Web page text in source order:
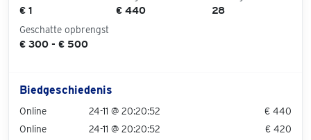
€ 1 € 440 28
Geschatte opbrengst
€ 300 - € 500
Biedgeschiedenis
Online 24-11 @ 20:20:52
€ 440
Online
24-11 @ 20:20:52
€ 420